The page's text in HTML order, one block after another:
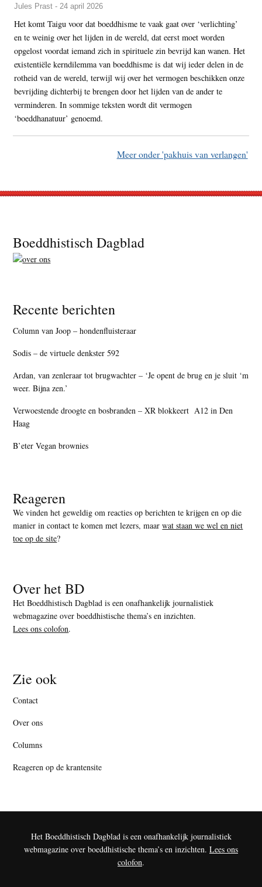
Jules Prast - 24 april 2026
Het komt Taigu voor dat boeddhisme te vaak gaat over ‘verlichting’
en te weinig over het lijden in de wereld, dat eerst moet worden
opgelost voordat iemand zich in spirituele zin bevrijd kan wanen. Het
existentiële kerndilemma van boeddhisme is dat wij ieder delen in de
rotheid van de wereld, terwijl wij over het vermogen beschikken onze
bevrijding dichterbij te brengen door het lijden van de ander te
verminderen. In sommige teksten wordt dit vermogen
‘boeddhanatuur’ genoemd.
Meer onder 'pakhuis van verlangen'
Footer
Boeddhistisch Dagblad
Recente berichten
Column van Joop – hondenfluisteraar
Sodis – de virtuele denkster 592
Ardan, van zenleraar tot brugwachter – ‘Je opent de brug en je sluit ‘m
weer. Bijna zen.’
Verwoestende droogte en bosbranden – XR blokkeert A12 in Den
Haag
B’eter Vegan brownies
Reageren
We vinden het geweldig om reacties op berichten te krijgen en op die
manier in contact te komen met lezers, maarwat staan we wel en niet
toe op de site?
Over het BD
Het Boeddhistisch Dagblad is een onafhankelijk journalistiek
webmagazine over boeddhistische thema’s en inzichten.
Lees ons colofon.
Zie ook
Contact
Over ons
Columns
Reageren op de krantensite
Het Boeddhistisch Dagblad is een onafhankelijk journalistiek
webmagazine over boeddhistische thema’s en inzichten. Lees ons
colofon.